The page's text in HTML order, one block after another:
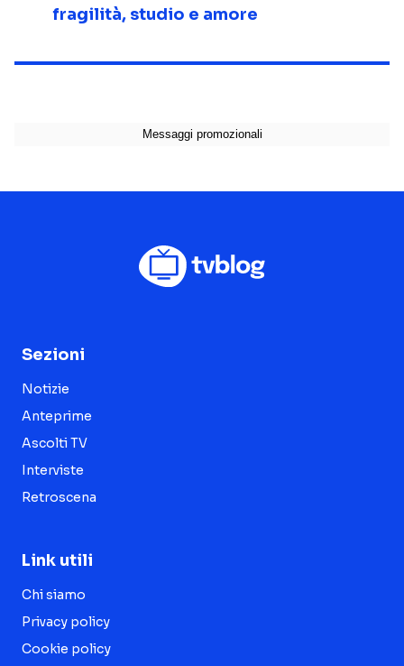
fragilità, studio e amore
Sezioni
Notizie
Anteprime
Ascolti TV
Interviste
Retroscena
Link utili
Chi siamo
Privacy policy
Cookie policy